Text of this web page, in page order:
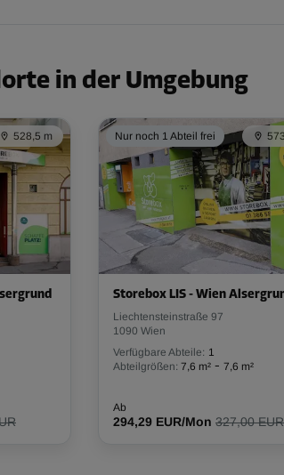
in der Umgebung
528,5 m Nur noch 1 Abteil frei
Storebox LIS - Wien
Liechtensteinstraße 97
1090 Wien
Verfügbare Abteile: 1
Abteilgrößen: 7,6 m² - 7,6 m²
Ab
294,29 EUR/Mon 327,00 EUR